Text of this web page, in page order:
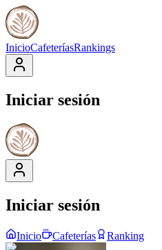
InicioCafeteríasRankings
Iniciar sesión
Iniciar sesión
Inicio Cafeterías Ranking